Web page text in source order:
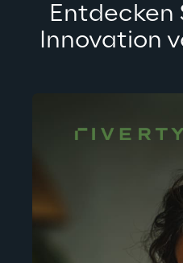
Entdecken
Innovation